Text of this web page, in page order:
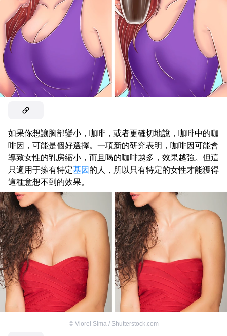
如果你想讓胸部變小，咖啡，或者更確切地說，咖啡中的咖
啡因，可能是個好選擇。一項新的研究表明，咖啡因可能會
導致女性的乳房縮小，而且喝的咖啡越多，效果越強。但這
只適用于擁有特定基因 的人，所以只有特定的女性才能獲得
這種意想不到的效果。
© Viorel Sima / Shutterstock.com